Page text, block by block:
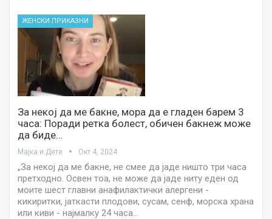
ЖЕНСКИ ПРИКАЗНИ
За некој да ме бакне, мора да е гладен барем 3
часа: Поради ретка болест, обичен бакнеж може
да биде…
Мајка и Дете Окт 4, 2024
„За некој да ме бакне, не смее да јаде ништо три часа
претходно. Освен тоа, не може да јаде ниту еден од
моите шест главни анафилактички алергени -
кикиритки, јаткасти плодови, сусам, сенф, морска храна
или киви - најмалку 24 часа…